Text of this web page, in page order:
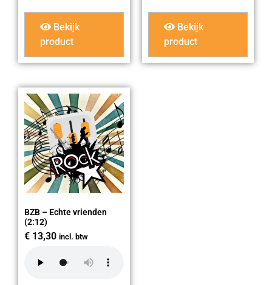
Bekijk
product
Bekijk
product
BZB – Echte vrienden
(2:12)
€ 13,30 incl. btw